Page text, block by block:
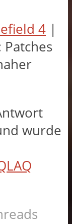
4 |
wurde